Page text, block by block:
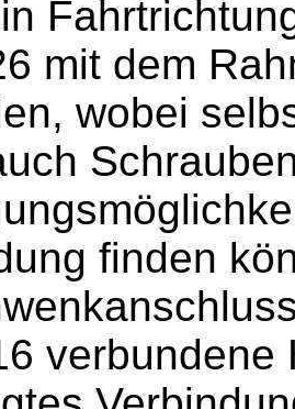
mit dem
wobei
finden
verbundene